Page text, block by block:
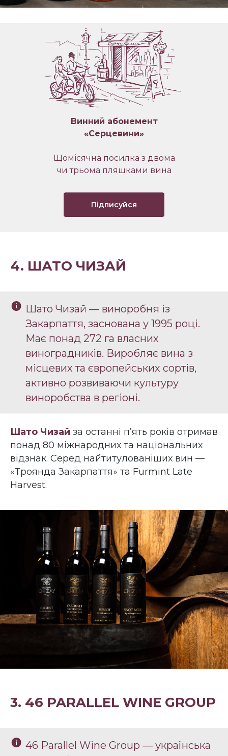
Винний абонемент
«Серцевини»
Щомісячна посилка з двома
чи трьома пляшками вина
Підписуйся
4. ШАТО ЧИЗАЙ
Шато Чизай — виноробня із
Закарпаття, заснована у 1995 році.
Має понад 272 га власних
виноградників. Виробляє вина з
місцевих та європейських сортів,
активно розвиваючи культуру
виноробства в регіоні.
Шато Чизай за останні п’ять років отримав
понад 80 міжнародних та національних
відзнак. Серед найтитулованіших вин —
«Троянда Закарпаття» та Furmint Late
Harvest.
3. 46 PARALLEL WINE GROUP
46 Parallel Wine Group — українська